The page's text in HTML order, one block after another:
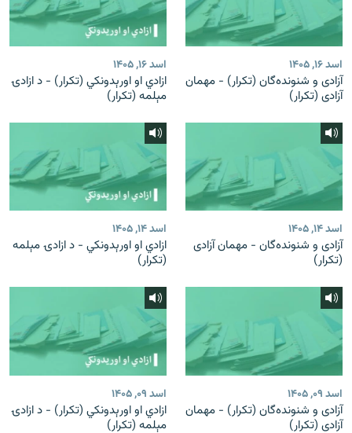
اسد ۱۶, ۱۴۰۵
آزادی و شنونده‌گان (تکرار) - مهمان
آزادی (تکرار)
اسد ۱۶, ۱۴۰۵
ازادي او اورېدونکي (تکرار) - د ازادۍ
مېلمه (تکرار)
اسد ۱۴, ۱۴۰۵
آزادی و شنونده‌گان - مهمان آزادی
(تکرار)
اسد ۱۴, ۱۴۰۵
ازادي او اورېدونکي - د ازادۍ مېلمه
(تکرار)
اسد ۰۹, ۱۴۰۵
آزادی و شنونده‌گان (تکرار) - مهمان
آزادی (تکرار)
اسد ۰۹, ۱۴۰۵
ازادي او اورېدونکي (تکرار) - د ازادۍ
مېلمه (تکرار)